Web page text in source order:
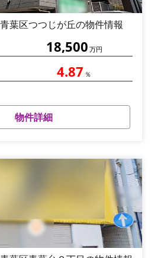
葉区つつじが丘の物件情報
18,500 万円
4.87 ％
物件詳細